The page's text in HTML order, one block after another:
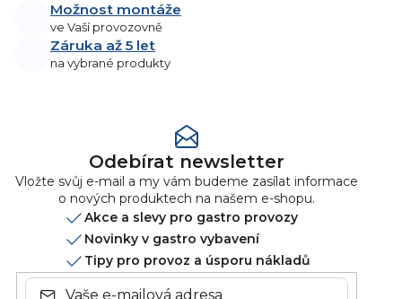
Možnost montáže
ve Vaší provozovně
Záruka až 5 let
na vybrané produkty
Odebírat newsletter
Vložte svůj e-mail a my vám budeme zasílat informace
o nových produktech na našem e-shopu.
Akce a slevy pro gastro provozy
Novinky v gastro vybavení
Tipy pro provoz a úsporu nákladů